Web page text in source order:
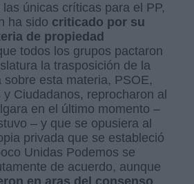
únicas críticas para el PP,
ha sido criticado por su
de propiedad
todos los grupos pactaron
la trasposición de la
sobre esta materia, PSOE,
Ciudadanos, reprocharon al
en el último momento –
– y que se opusiera al
privada que se estableció
Unidas Podemos se
de acuerdo, aunque